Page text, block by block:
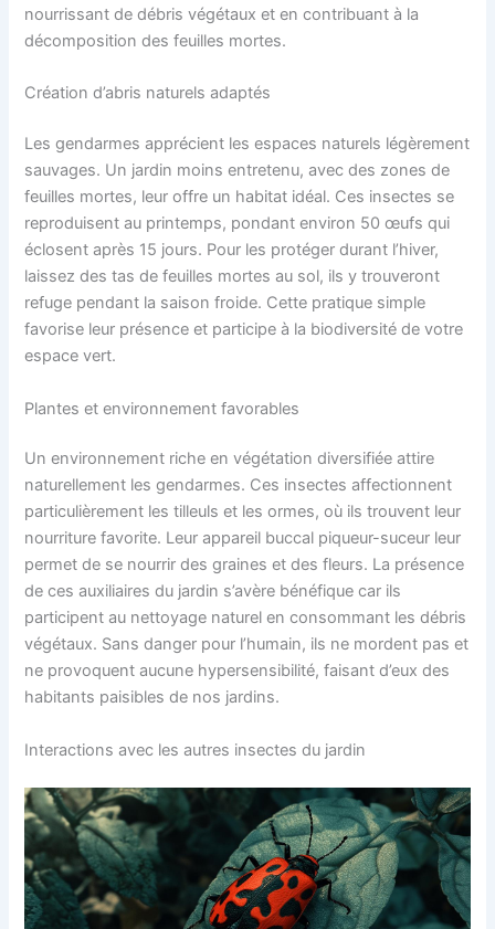
nourrissant de débris végétaux et en contribuant à la
décomposition des feuilles mortes.
Création d’abris naturels adaptés
Les gendarmes apprécient les espaces naturels légèrement
sauvages. Un jardin moins entretenu, avec des zones de
feuilles mortes, leur offre un habitat idéal. Ces insectes se
reproduisent au printemps, pondant environ 50 œufs qui
éclosent après 15 jours. Pour les protéger durant l’hiver,
laissez des tas de feuilles mortes au sol, ils y trouveront
refuge pendant la saison froide. Cette pratique simple
favorise leur présence et participe à la biodiversité de votre
espace vert.
Plantes et environnement favorables
Un environnement riche en végétation diversifiée attire
naturellement les gendarmes. Ces insectes affectionnent
particulièrement les tilleuls et les ormes, où ils trouvent leur
nourriture favorite. Leur appareil buccal piqueur-suceur leur
permet de se nourrir des graines et des fleurs. La présence
de ces auxiliaires du jardin s’avère bénéfique car ils
participent au nettoyage naturel en consommant les débris
végétaux. Sans danger pour l’humain, ils ne mordent pas et
ne provoquent aucune hypersensibilité, faisant d’eux des
habitants paisibles de nos jardins.
Interactions avec les autres insectes du jardin